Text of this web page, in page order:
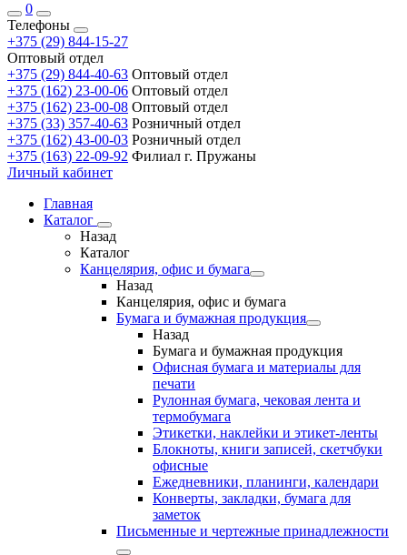
0
Телефоны
+375 (29) 844-15-27
Оптовый отдел
+375 (29) 844-40-63 Оптовый отдел
+375 (162) 23-00-06 Оптовый отдел
+375 (162) 23-00-08 Оптовый отдел
+375 (33) 357-40-63 Розничный отдел
+375 (162) 43-00-03 Розничный отдел
+375 (163) 22-09-92 Филиал г. Пружаны
Личный кабинет
Главная
Каталог
Назад
Каталог
Канцелярия, офис и бумага
Назад
Канцелярия, офис и бумага
Бумага и бумажная продукция
Назад
Бумага и бумажная продукция
Офисная бумага и материалы для
печати
Рулонная бумага, чековая лента и
термобумага
Этикетки, наклейки и этикет-ленты
Блокноты, книги записей, скетчбуки
офисные
Ежедневники, планинги, календари
Конверты, закладки, бумага для
заметок
Письменные и чертежные принадлежности